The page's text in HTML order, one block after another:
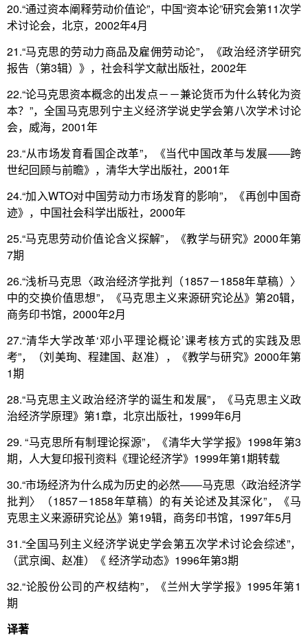
20.“通过资本阐释劳动价值论”，中国“资本论”研究会第11次学
术讨论会，北京，2002年4月
21.“马克思的劳动力商品及雇佣劳动论”，《政治经济学研究
报告（第3辑）》，社会科学文献出版社，2002年
22.“论马克思资本概念的出发点－－兼论货币为什么转化为资
本？”，全国马克思列宁主义经济学说史学会第八次学术讨论
会，威海，2001年
23.“从市场发育看国企改革”，《当代中国改革与发展――跨
世纪回顾与前瞻》，清华大学出版社，2001年
24.“加入WTO对中国劳动力市场发育的影响”，《再创中国奇
迹》，中国社会科学出版社，2000年
25.“马克思劳动价值论含义探解”，《教学与研究》2000年第
7期
26.“浅析马克思〈政治经济学批判（1857－1858年草稿）〉
中的交换价值思想”，《马克思主义来源研究论丛》第20辑，
商务印书馆，2000年2月
27.“清华大学改革‘邓小平理论概论’课考核方式的实践及思
考”，（刘美珣、程建国、赵准），《教学与研究》2000年第
1期
28.“马克思主义政治经济学的诞生和发展”，《马克思主义政
治经济学原理》第1章，北京出版社，1999年6月
29. “马克思所有制理论探源”，《清华大学学报》1998年第3
期，人大复印报刊资料《理论经济学》1999年第1期转载
30.“市场经济为什么成为历史的必然――马克思〈政治经济学
批判〉（1857－1858年草稿）的有关论述及其深化”，《马
克思主义来源研究论丛》第19辑，商务印书馆，1997年5月
31.“全国马列主义经济学说史学会第五次学术讨论会综述”，
（武京闽、赵准）《 经济学动态》1996年第3期
32.“论股份公司的产权结构”，《兰州大学学报》1995年第1
期
译著